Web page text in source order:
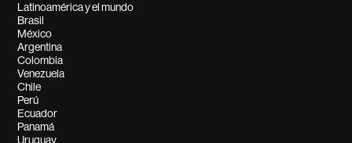
Latinoamérica y el mundo
Brasil
México
Argentina
Colombia
Venezuela
Chile
Perú
Ecuador
Panamá
Uruguay